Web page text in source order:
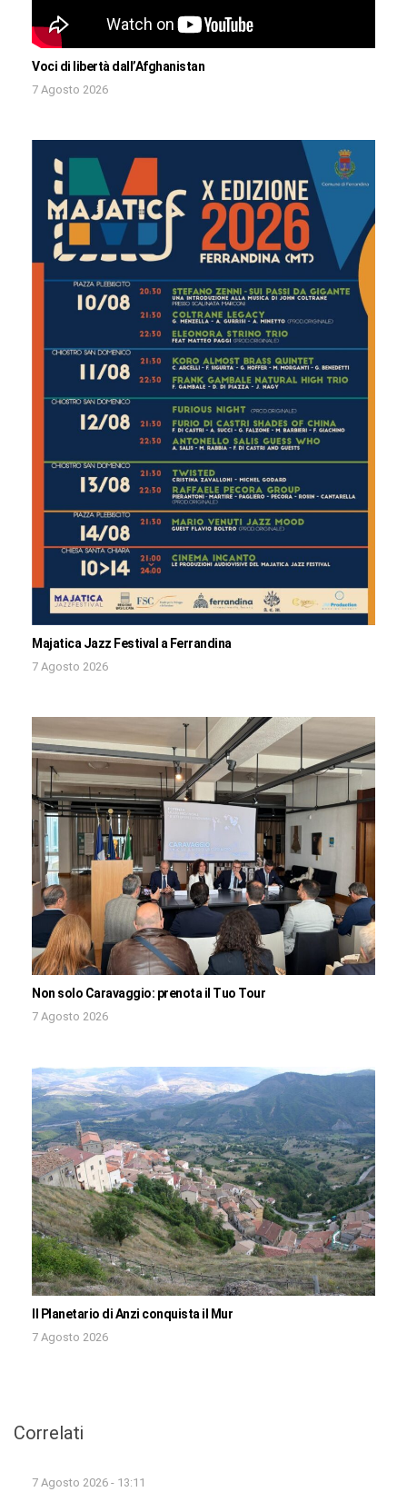
Voci di libertà dall’Afghanistan
7 Agosto 2026
Majatica Jazz Festival a Ferrandina
7 Agosto 2026
Non solo Caravaggio: prenota il Tuo Tour
7 Agosto 2026
Il Planetario di Anzi conquista il Mur
7 Agosto 2026
Correlati
7 Agosto 2026 - 13:11